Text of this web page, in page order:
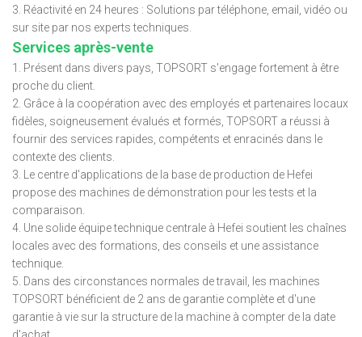
3. Réactivité en 24 heures : Solutions par téléphone, email, vidéo ou
sur site par nos experts techniques.
Services après-vente
1. Présent dans divers pays, TOPSORT s'engage fortement à être
proche du client.
2. Grâce à la coopération avec des employés et partenaires locaux
fidèles, soigneusement évalués et formés, TOPSORT a réussi à
fournir des services rapides, compétents et enracinés dans le
contexte des clients.
3. Le centre d'applications de la base de production de Hefei
propose des machines de démonstration pour les tests et la
comparaison.
4. Une solide équipe technique centrale à Hefei soutient les chaînes
locales avec des formations, des conseils et une assistance
technique.
5. Dans des circonstances normales de travail, les machines
TOPSORT bénéficient de 2 ans de garantie complète et d'une
garantie à vie sur la structure de la machine à compter de la date